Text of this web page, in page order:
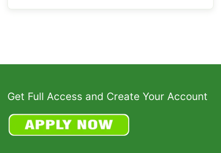
Get Full Access and Create Your Account